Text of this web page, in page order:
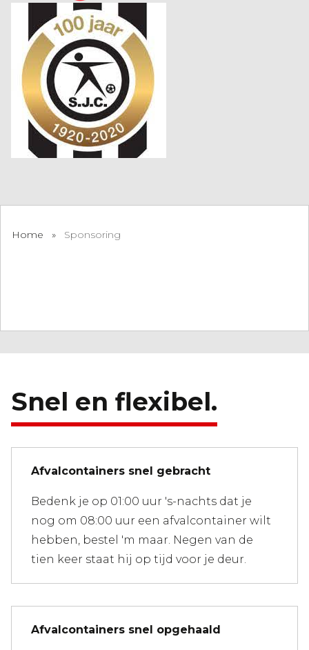
Home » Sponsoring
Snel en flexibel.
Afvalcontainers snel gebracht
Bedenk je op 01:00 uur 's-nachts dat je
nog om 08:00 uur een afvalcontainer wilt
hebben, bestel 'm maar. Negen van de
tien keer staat hij op tijd voor je deur.
Afvalcontainers snel opgehaald